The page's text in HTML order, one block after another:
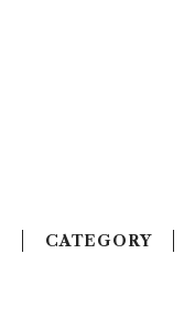
CATEGORY